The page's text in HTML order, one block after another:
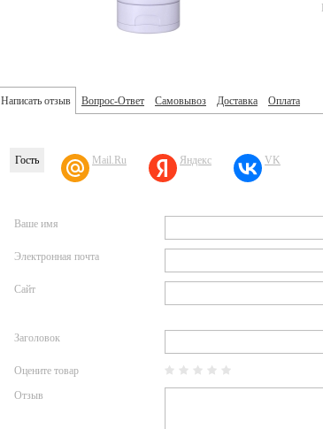
Написать отзыв Вопрос-Ответ Самовывоз Доставка Оплата
Гость Mail.Ru Яндекс VK
Ваше имя
Электронная почта
Сайт
Заголовок
Оцените товар
Отзыв